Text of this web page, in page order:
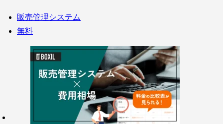
販売管理システム
無料